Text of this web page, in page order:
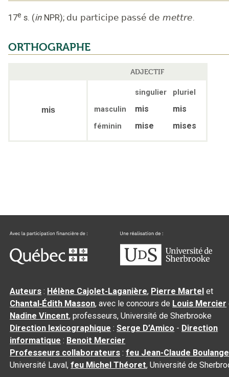
17e s. (in NPR); du participe passé de mettre.
ORTHOGRAPHE
ADJECTIF
mis
singulier
pluriel
masculin
mis mis
féminin mise mises
Auteurs : Hélène Cajolet-Laganière, Pierre Martel et
Chantal‑Édith Masson, avec le concours de Louis Mercier
Nadine Vincent, professeurs, Université de Sherbrooke
Direction lexicographique :Serge D’Amico - Direction
informatique : Benoit Mercier
Professeurs collaborateurs :feu Jean-Claude
Université Laval,feu Michel Théoret, Université de